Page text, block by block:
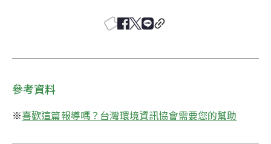
參考資料
※喜歡這篇報導嗎？台灣環境資訊協會需要您的幫助